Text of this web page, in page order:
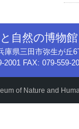
自然の博物館
庫県三田市弥生が丘6
2001 FAX: 079-559-
of Nature and